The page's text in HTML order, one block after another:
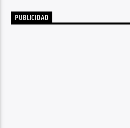
PUBLICIDAD